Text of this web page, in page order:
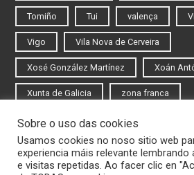
Tomiño Tui valença
Vigo Vila Nova de Cerveira
Xosé González Martínez Xoán
Xunta de Galicia zona franca
Iniciar sesión
Rexistrarse
Sobre o uso das cookies
Usamos cookies no noso sitio web
experiencia máis relevante
e visitas repetidas. Ao facer clic en